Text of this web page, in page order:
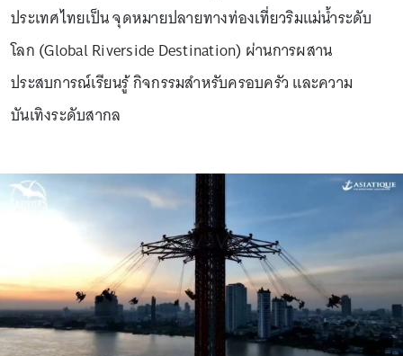
ประเทศไทยเป็น จุดหมายปลายทางท่องเที่ยวริมแม่น้ำระดับ
โลก (Global Riverside Destination) ผ่านการผสาน
ประสบการณ์เรียนรู้ กิจกรรมสำหรับครอบครัว และความ
บันเทิงระดับสากล